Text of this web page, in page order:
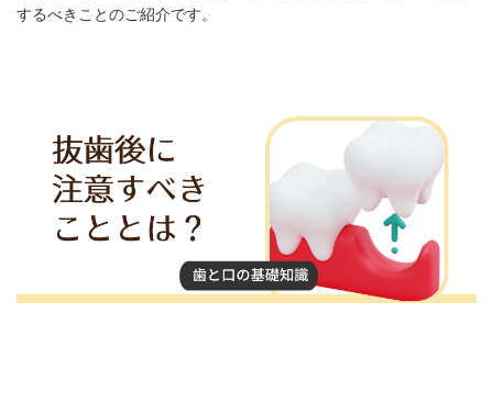
するべきことのご紹介です。